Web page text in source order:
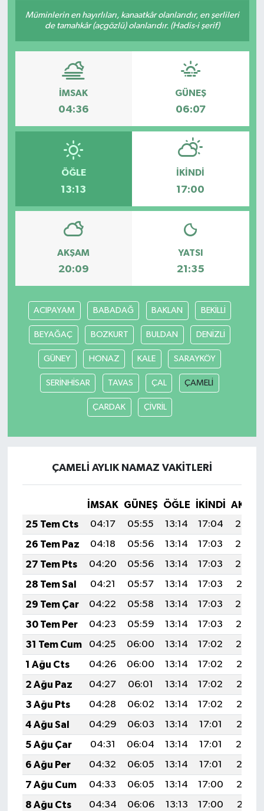
Müminlerin en hayırlıları, kanaatkâr olanlarıdır, en şerlileri
de tamahkâr (açgözlü) olanlarıdır. (Hadis-i şerif)
İMSAK
04:36
GÜNEŞ
06:07
ÖĞLE
13:13
İKINDI
17:00
AKŞAM
20:09
YATSI
21:35
ACIPAYAM BABADAĞ BAKLAN BEKİLLİ
BEYAĞAÇ BOZKURT BULDAN DENİZLİ
GÜNEY HONAZ KALE SARAYKÖY
SERİNHİSAR TAVAS ÇAL ÇAMELİ
ÇARDAK ÇİVRİL
ÇAMELİ AYLIK NAMAZ VAKITLERI
İMSAK GÜNEŞ ÖĞLE İKINDI
25 Tem Cts
04:17 05:55 13:14 17:04
20:24
26 Tem Paz
04:18 05:56 13:14 17:03
20:23
27 Tem Pts
04:20 05:56 13:14 17:03
20:22
28 Tem Sal
04:21 05:57 13:14 17:03
20:21
29 Tem Çar
04:22 05:58 13:14 17:03
20:20
30 Tem Per
04:23 05:59 13:14 17:03
20:19
31 Tem Cum
04:25 06:00 13:14 17:02
20:19
1 Ağu Cts
04:26 06:00 13:14 17:02
20:18
2 Ağu Paz
04:27 06:01 13:14 17:02
20:17
3 Ağu Pts
04:28 06:02 13:14 17:02
20:16
4 Ağu Sal
04:29 06:03 13:14 17:01
20:15
5 Ağu Çar
04:31 06:04 13:14 17:01
20:14
6 Ağu Per
04:32 06:05 13:14 17:01
20:13
7 Ağu Cum
04:33 06:05 13:14 17:00
20:12
8 Ağu Cts
04:34 06:06 13:13 17:00
20:11
KÜLTÜR-SANAT
Magazin
Medya
Politika
Siyaset
Türkiye